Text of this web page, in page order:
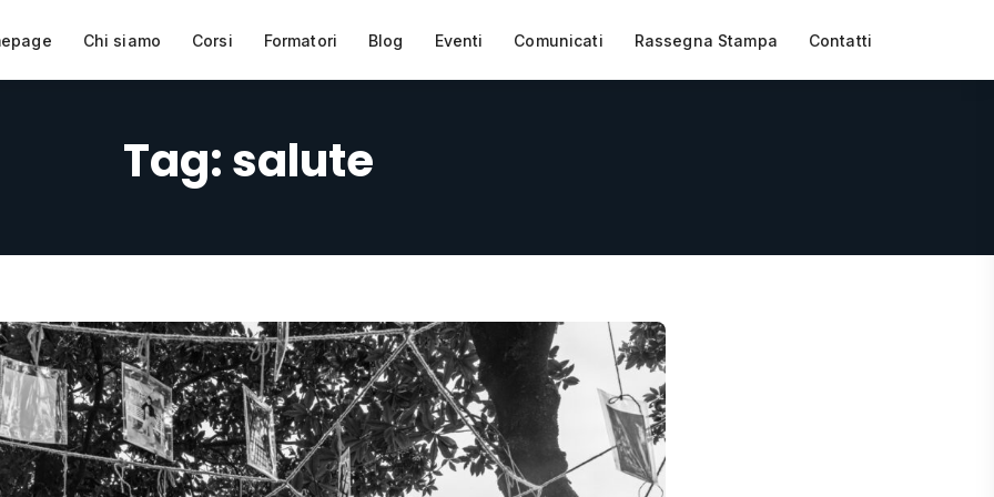
Chi siamo Corsi Formatori Blog Eventi Comunicati Rassegna Stampa Contatti
Tag:salute